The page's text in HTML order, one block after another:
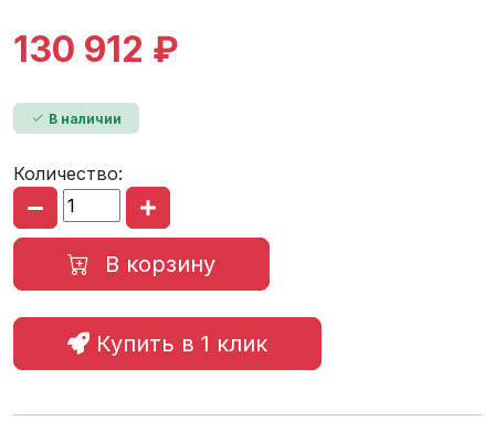
130 912 ₽
В наличии
Количество:
В корзину
Купить в 1 клик